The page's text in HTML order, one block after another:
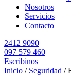
Nosotros
Servicios
Contacto
2412 9090
097 579 460
Escribinos
Inicio / Seguridad /